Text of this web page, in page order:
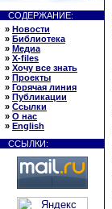
СОДЕРЖАНИЕ:
» Новости
» Библиотека
» Медиа
» X-files
» Хочу все знать
» Проекты
» Горячая линия
» Публикации
» Ссылки
» О нас
» English
ССЫЛКИ: